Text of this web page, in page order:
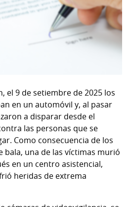
el 9 de setiembre de 2025 los
en un automóvil y, al pasar
a disparar desde el
las personas que se
Como consecuencia de los
bala, una de las víctimas murió
en un centro asistencial,
heridas de extrema